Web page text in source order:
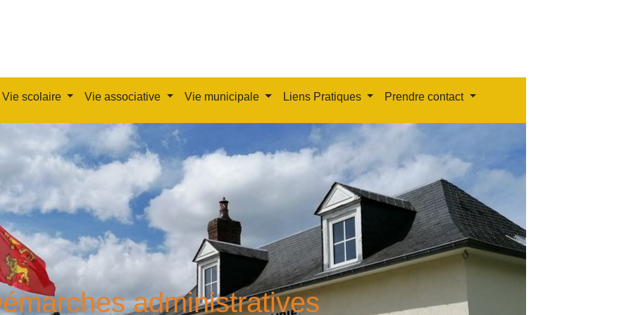
Vie scolaire Vie associative Vie municipale Liens Pratiques Prendre contact
administratives